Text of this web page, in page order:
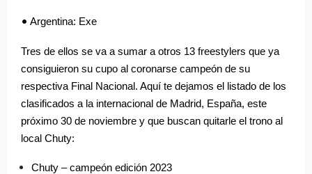
• Argentina: Exe
Tres de ellos se va a sumar a otros 13 freestylers que ya
consiguieron su cupo al coronarse campeón de su
respectiva Final Nacional. Aquí te dejamos el listado de los
clasificados a la internacional de Madrid, España, este
próximo 30 de noviembre y que buscan quitarle el trono al
local Chuty:
Chuty – campeón edición 2023